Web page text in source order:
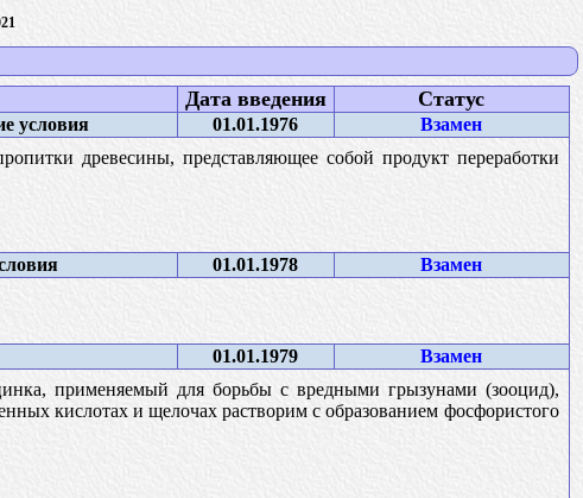
Дата введения Статус
условия 01.01.1976
Взамен
древесины, представляющее собой продукт переработки
01.01.1978
Взамен
01.01.1979
Взамен
применяемый для борьбы с вредными грызунами (зооцид),
кислотах и щелочах растворим с образованием фосфористого